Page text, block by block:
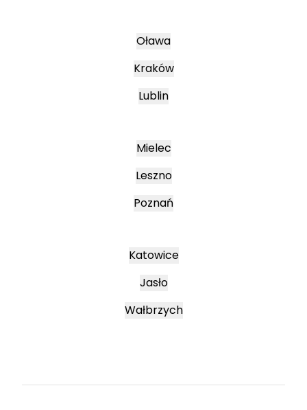
Oława
Kraków
Lublin
Mielec
Leszno
Poznań
Katowice
Jasło
Wałbrzych